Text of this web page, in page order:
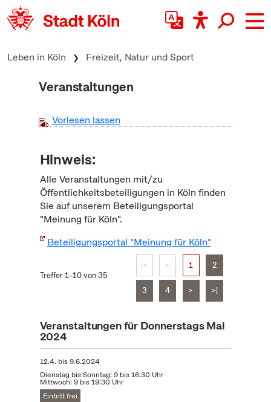
zum Inhalt springen
Leben in Köln Freizeit, Natur und Sport
Veranstaltungen
Vorlesen lassen
Hinweis:
Alle Veranstaltungen mit/zu
Öffentlichkeitsbeteiligungen in Köln finden
Sie auf unserem Beteiligungsportal
"Meinung für Köln".
Beteiligungsportal "Meinung für Köln"
Treffer 1–10 von 35
|< < 1 2
3 4 > >|
Veranstaltungen für Donnerstags Mai
2024
12.4. bis9.6.2024
Dienstag bis Sonntag: 9 bis 16:30 Uhr
Mittwoch: 9 bis 19:30 Uhr
Eintritt frei